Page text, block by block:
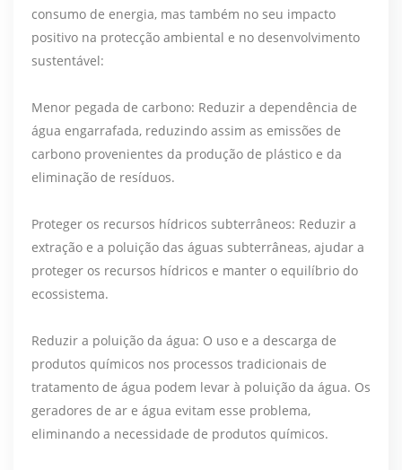
consumo de energia, mas também no seu impacto
positivo na protecção ambiental e no desenvolvimento
sustentável:
Menor pegada de carbono: Reduzir a dependência de
água engarrafada, reduzindo assim as emissões de
carbono provenientes da produção de plástico e da
eliminação de resíduos.
Proteger os recursos hídricos subterrâneos: Reduzir a
extração e a poluição das águas subterrâneas, ajudar a
proteger os recursos hídricos e manter o equilíbrio do
ecossistema.
Reduzir a poluição da água: O uso e a descarga de
produtos químicos nos processos tradicionais de
tratamento de água podem levar à poluição da água. Os
geradores de ar e água evitam esse problema,
eliminando a necessidade de produtos químicos.